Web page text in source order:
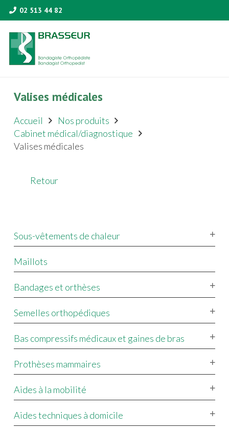
02 513 44 82
Valises médicales
Accueil
Nos produits
Cabinet médical/diagnostique
Valises médicales
Retour
Sous-vêtements de chaleur
Maillots
Bandages et orthèses
Semelles orthopédiques
Bas compressifs médicaux et gaines de bras
Prothèses mammaires
Aides à la mobilité
Aides techniques à domicile